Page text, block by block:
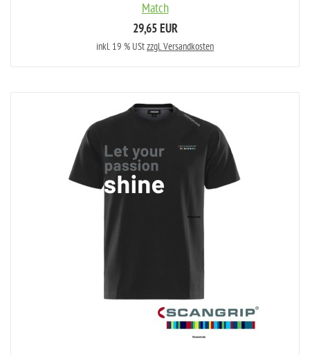
Match
29,65 EUR
inkl. 19 % UStzzgl. Versandkosten